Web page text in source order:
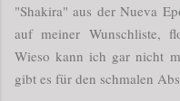
"Shakira" aus der Nueva
auf meiner Wunschliste,
Wieso kann ich gar nicht
gibt es für den schmalen